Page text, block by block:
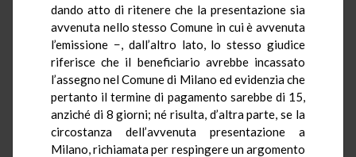
dando atto di ritenere che la presentazione sia
avvenuta nello stesso Comune in cui è avvenuta
l’emissione −, dall’altro lato, lo stesso giudice
riferisce che il beneficiario avrebbe incassato
l’assegno nel Comune di Milano ed evidenzia che
pertanto il termine di pagamento sarebbe di 15,
anziché di 8 giorni; né risulta, d’altra parte, se la
circostanza dell’avvenuta presentazione a
Milano, richiamata per respingere un argomento